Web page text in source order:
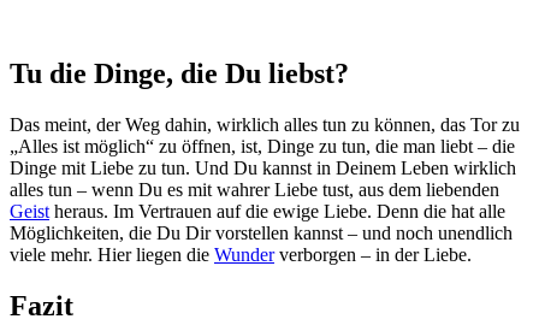
Tu die Dinge, die Du liebst?
Das meint, der Weg dahin, wirklich alles tun zu können, das Tor zu
„Alles ist möglich“ zu öffnen, ist, Dinge zu tun, die man liebt – die
Dinge mit Liebe zu tun. Und Du kannst in Deinem Leben wirklich
alles tun – wenn Du es mit wahrer Liebe tust, aus dem liebenden
Geist heraus. Im Vertrauen auf die ewige Liebe. Denn die hat alle
Möglichkeiten, die Du Dir vorstellen kannst – und noch unendlich
viele mehr. Hier liegen die Wunderverborgen – in der Liebe.
Fazit